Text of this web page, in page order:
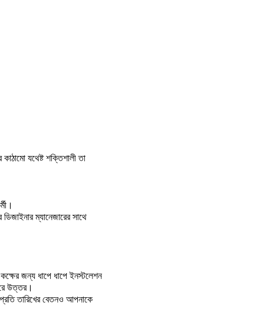
যথেষ্ট শক্তিশালী তা
ম্যানেজারের সাথে
জন্য ধাপে ধাপে ইনস্টলেশন
উত্তর।
তারিখের বেতনও আপনাকে